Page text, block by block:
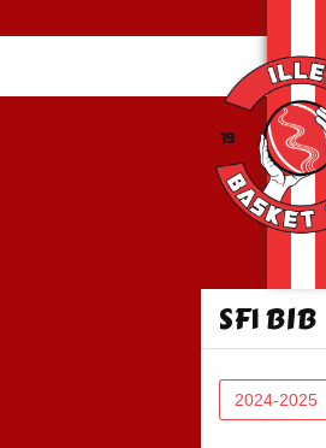
SF1 BIB
2024-2025